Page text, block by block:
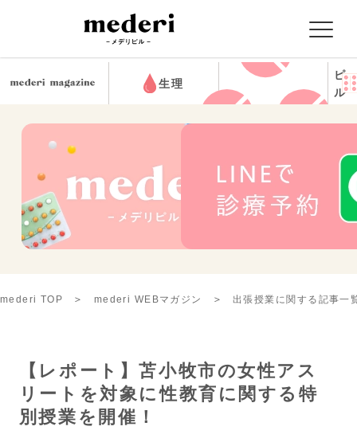
生理
ピ
ル
mederi TOP mederi WEBマガジン 出張授業に関する記事一
【レポート】苫小牧市の女性アス
リートを対象に性教育に関する特
別授業を開催！